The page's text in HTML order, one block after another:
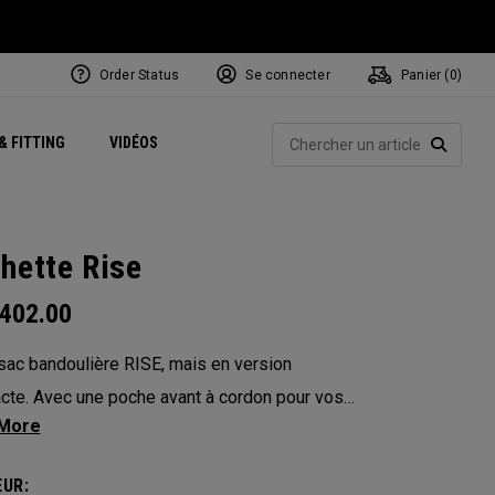
FITTING VIDÉOSExclusive Mavrik Complete Sets
Exclusivités - Balles de Golf
Juillet NEW Headwear
Women's Golf Balls
Exclusivités - Accessoires
Régionaux
Order Status Se connecter Panier ( 0)
Rise
402.00
bandoulière RISE, mais en version
Avec une poche avant à cordon pour vos
incontournables et de multiples